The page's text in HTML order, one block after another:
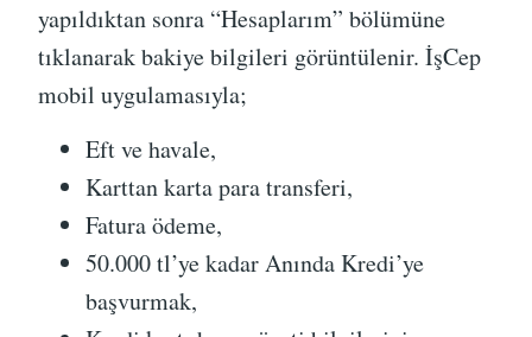
yapıldıktan sonra “Hesaplarım” bölümüne
tıklanarak bakiye bilgileri görüntülenir. İşCep
mobil uygulamasıyla;
Eft ve havale,
Karttan karta para transferi,
Fatura ödeme,
50.000 tl’ye kadar Anında Kredi’ye
başvurmak,